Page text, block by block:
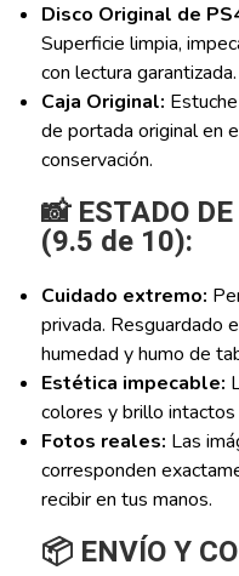
Disco Original de
Superficie limpia,
con lectura garantizada.
Caja Original:
de portada original en
conservación.
📸 ESTADO
(9.5 de 10):
Cuidado extremo:
privada. Resguardado
humedad y humo de
Estética impecable:
colores y brillo intactos
Fotos reales: Las
corresponden
recibir en tus manos.
📦 ENVÍO Y